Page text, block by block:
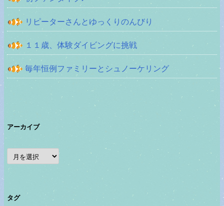
リピーターさんとゆっくりのんびり
１１歳、体験ダイビングに挑戦
毎年恒例ファミリーとシュノーケリング
アーカイブ
ア
ー
カ
タグ